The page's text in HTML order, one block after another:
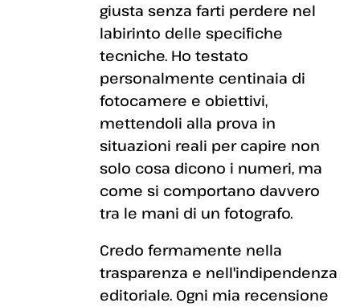
giusta senza farti perdere nel
labirinto delle specifiche
tecniche. Ho testato
personalmente centinaia di
fotocamere e obiettivi,
mettendoli alla prova in
situazioni reali per capire non
solo cosa dicono i numeri, ma
come si comportano davvero
tra le mani di un fotografo.
Credo fermamente nella
trasparenza e nell'indipendenza
editoriale. Ogni mia recensione